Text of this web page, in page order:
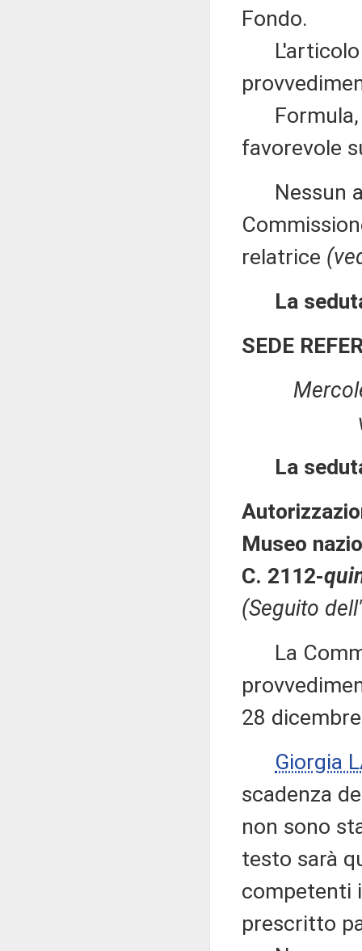
Fondo.
L'articolo
Formula,
favorevole
Nessun
relatrice
La
SEDE
La
Museo
C. 2112-
(Seguito
La
28
Giorgia
scadenza
non sono
testo sarà
competenti
prescritto